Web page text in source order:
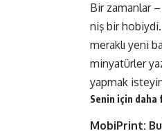
Bir zamanlar
niş bir
meraklı yeni
minyatürler
yapmak isteyin,
Senin için
MobiPrint: